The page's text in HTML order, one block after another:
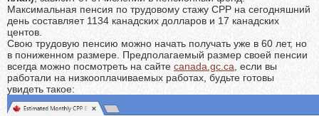
Максимальная пенсия по трудовому стажу CPP на сегодняшний
день составляет 1134 канадских долларов и 17 канадских
центов.
Свою трудовую пенсию можно начать получать уже в 60 лет, но
в пониженном размере. Предполагаемый размер своей пенсии
всегда можно посмотреть на сайте canada.gc.ca , если вы
работали на низкооплачиваемых работах, будьте готовы
увидеть такое: